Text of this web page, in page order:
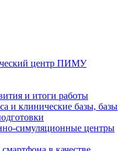
центр ПИМУ
и итоги работы
и клинические базы, базы
симуляционные центры